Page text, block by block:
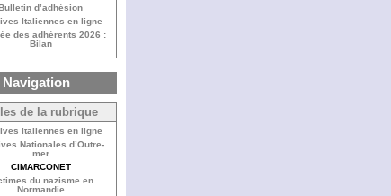
d’adhésion
Italiennes en ligne
des adhérents 2026 :
Bilan
Navigation
de la rubrique
Italiennes en ligne
Nationales d’Outre-
mer
CIMARCONET
du nazisme en
Normandie